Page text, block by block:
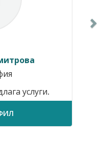
услуги.